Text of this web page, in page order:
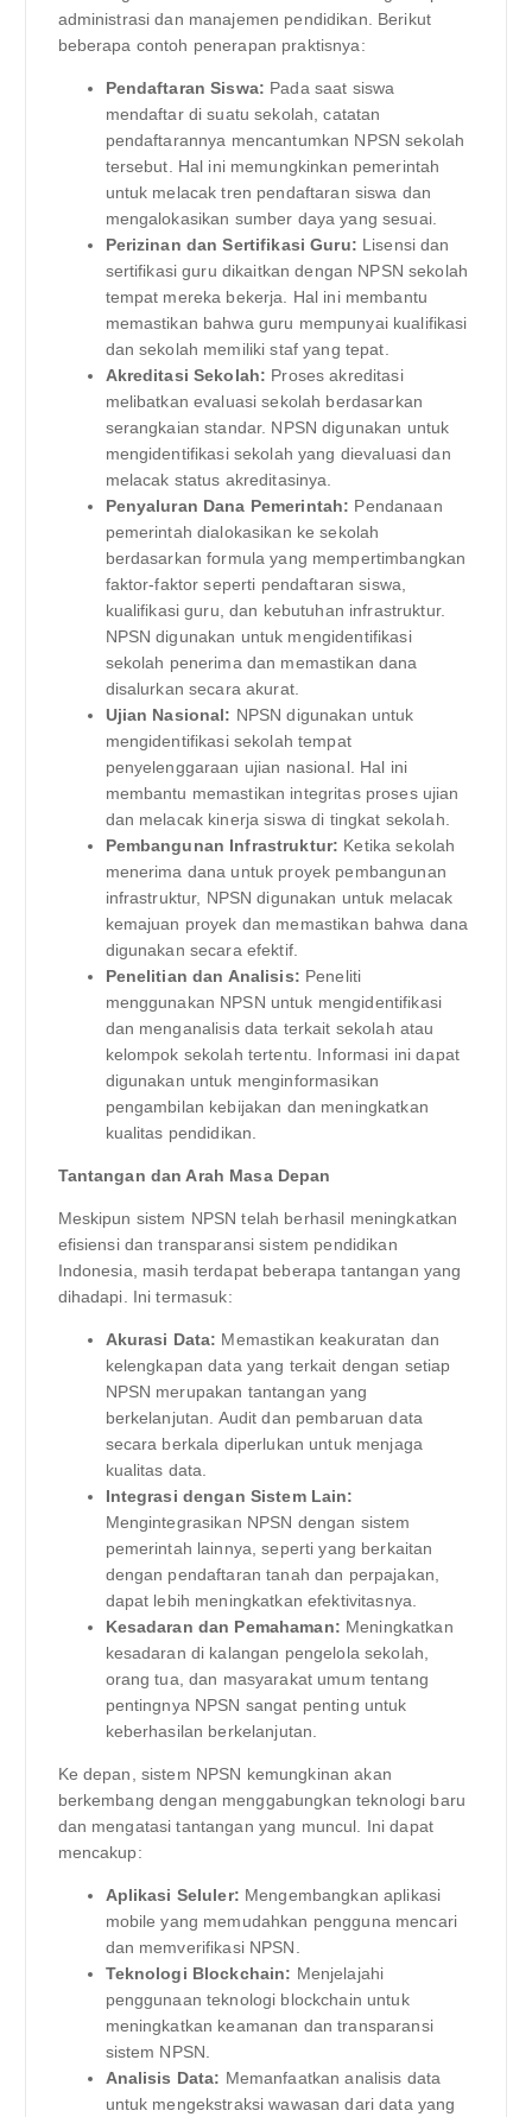
administrasi dan manajemen pendidikan. Berikut
beberapa contoh penerapan praktisnya:
Pendaftaran Siswa: Pada saat siswa
mendaftar di suatu sekolah, catatan
pendaftarannya mencantumkan NPSN sekolah
tersebut. Hal ini memungkinkan pemerintah
untuk melacak tren pendaftaran siswa dan
mengalokasikan sumber daya yang sesuai.
Perizinan dan Sertifikasi Guru: Lisensi dan
sertifikasi guru dikaitkan dengan NPSN sekolah
tempat mereka bekerja. Hal ini membantu
memastikan bahwa guru mempunyai kualifikasi
dan sekolah memiliki staf yang tepat.
Akreditasi Sekolah: Proses akreditasi
melibatkan evaluasi sekolah berdasarkan
serangkaian standar. NPSN digunakan untuk
mengidentifikasi sekolah yang dievaluasi dan
melacak status akreditasinya.
Penyaluran Dana Pemerintah: Pendanaan
pemerintah dialokasikan ke sekolah
berdasarkan formula yang mempertimbangkan
faktor-faktor seperti pendaftaran siswa,
kualifikasi guru, dan kebutuhan infrastruktur.
NPSN digunakan untuk mengidentifikasi
sekolah penerima dan memastikan dana
disalurkan secara akurat.
Ujian Nasional: NPSN digunakan untuk
mengidentifikasi sekolah tempat
penyelenggaraan ujian nasional. Hal ini
membantu memastikan integritas proses ujian
dan melacak kinerja siswa di tingkat sekolah.
Pembangunan Infrastruktur: Ketika sekolah
menerima dana untuk proyek pembangunan
infrastruktur, NPSN digunakan untuk melacak
kemajuan proyek dan memastikan bahwa dana
digunakan secara efektif.
Penelitian dan Analisis: Peneliti
menggunakan NPSN untuk mengidentifikasi
dan menganalisis data terkait sekolah atau
kelompok sekolah tertentu. Informasi ini dapat
digunakan untuk menginformasikan
pengambilan kebijakan dan meningkatkan
kualitas pendidikan.
Tantangan dan Arah Masa Depan
Meskipun sistem NPSN telah berhasil meningkatkan
efisiensi dan transparansi sistem pendidikan
Indonesia, masih terdapat beberapa tantangan yang
dihadapi. Ini termasuk:
Akurasi Data: Memastikan keakuratan dan
kelengkapan data yang terkait dengan setiap
NPSN merupakan tantangan yang
berkelanjutan. Audit dan pembaruan data
secara berkala diperlukan untuk menjaga
kualitas data.
Integrasi dengan Sistem Lain:
Mengintegrasikan NPSN dengan sistem
pemerintah lainnya, seperti yang berkaitan
dengan pendaftaran tanah dan perpajakan,
dapat lebih meningkatkan efektivitasnya.
Kesadaran dan Pemahaman: Meningkatkan
kesadaran di kalangan pengelola sekolah,
orang tua, dan masyarakat umum tentang
pentingnya NPSN sangat penting untuk
keberhasilan berkelanjutan.
Ke depan, sistem NPSN kemungkinan akan
berkembang dengan menggabungkan teknologi baru
dan mengatasi tantangan yang muncul. Ini dapat
mencakup:
Aplikasi Seluler: Mengembangkan aplikasi
mobile yang memudahkan pengguna mencari
dan memverifikasi NPSN.
Teknologi Blockchain: Menjelajahi
penggunaan teknologi blockchain untuk
meningkatkan keamanan dan transparansi
sistem NPSN.
Analisis Data: Memanfaatkan analisis data
untuk mengekstraksi wawasan dari data yang